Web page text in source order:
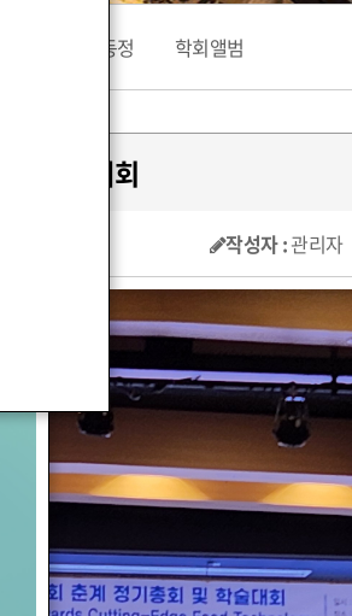
회원동정 학회앨범
계 학술대회
작성자 :관리자